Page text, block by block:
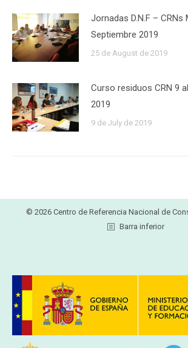
Jornadas D.N.F – CRNs
Septiembre 2019
25 de August de 2019
Curso residuos CRN 9
2019
9 de July de 2019
© 2026 Centro de Referencia Nacional de
Barra inferior